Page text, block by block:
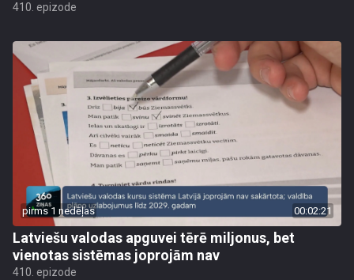
410. epizode
pirms 1 nedēļas 00:02:21
Latviešu valodas apguvei tērē miljonus, bet
vienotas sistēmas joprojām nav
410. epizode